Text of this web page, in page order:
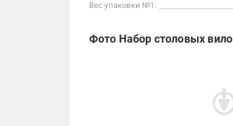
Вес упаковки №1:
Фото Набор столовых